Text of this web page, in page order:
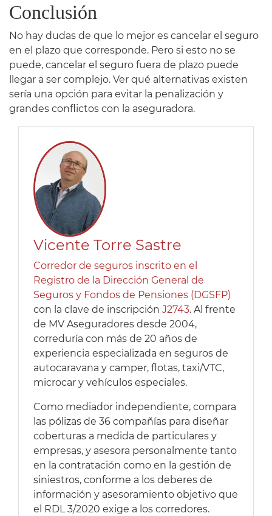
Conclusión
No hay dudas de que lo mejor es cancelar el seguro
en el plazo que corresponde. Pero si esto no se
puede, cancelar el seguro fuera de plazo puede
llegar a ser complejo. Ver qué alternativas existen
sería una opción para evitar la penalización y
grandes conflictos con la aseguradora.
Vicente Torre Sastre
Corredor de seguros inscrito en el
Registro de la Dirección General de
Seguros y Fondos de Pensiones (DGSFP)
con la clave de inscripción J2743. Al frente
de MV Aseguradores desde 2004,
correduría con más de 20 años de
experiencia especializada en seguros de
autocaravana y camper, flotas, taxi/VTC,
microcar y vehículos especiales.
Como mediador independiente, compara
las pólizas de 36 compañías para diseñar
coberturas a medida de particulares y
empresas, y asesora personalmente tanto
en la contratación como en la gestión de
siniestros, conforme a los deberes de
información y asesoramiento objetivo que
el RDL 3/2020 exige a los corredores.